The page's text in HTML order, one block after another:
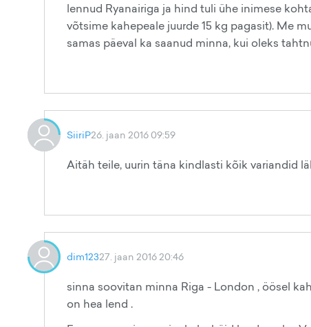
lennud Ryanairiga ja hind tuli ühe inimese
võtsime kahepeale juurde 15 kg pagasit). Me
samas päeval ka saanud minna, kui oleks
SiiriP26. jaan 2016 09:59
Aitäh teile, uurin täna kindlasti kõik variandid
dim12327. jaan 2016 20:46
sinna soovitan minna Riga - London , öösel
on hea lend .